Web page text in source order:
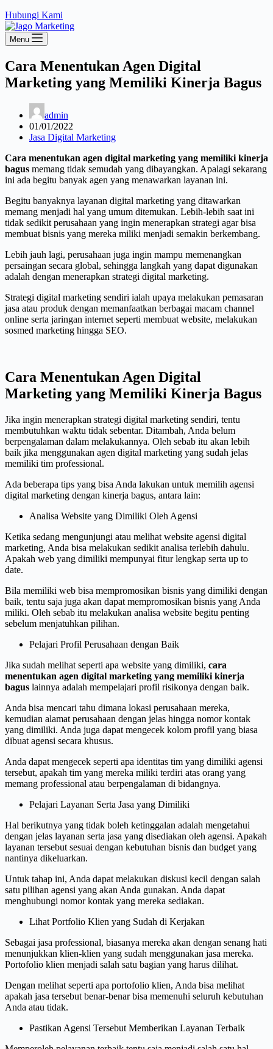
Hubungi Kami
Menu
Cara Menentukan Agen Digital
Marketing yang Memiliki Kinerja Bagus
admin
01/01/2022
Jasa Digital Marketing
Cara menentukan agen digital marketing yang memiliki kinerja
bagus memang tidak semudah yang dibayangkan. Apalagi sekarang
ini ada begitu banyak agen yang menawarkan layanan ini.
Begitu banyaknya layanan digital marketing yang ditawarkan
memang menjadi hal yang umum ditemukan. Lebih-lebih saat ini
tidak sedikit perusahaan yang ingin menerapkan strategi agar bisa
membuat bisnis yang mereka miliki menjadi semakin berkembang.
Lebih jauh lagi, perusahaan juga ingin mampu memenangkan
persaingan secara global, sehingga langkah yang dapat digunakan
adalah dengan menerapkan strategi digital marketing.
Strategi digital marketing sendiri ialah upaya melakukan pemasaran
jasa atau produk dengan memanfaatkan berbagai macam channel
online serta jaringan internet seperti membuat website, melakukan
sosmed marketing hingga SEO.
Cara Menentukan Agen Digital
Marketing yang Memiliki Kinerja Bagus
Jika ingin menerapkan strategi digital marketing sendiri, tentu
membutuhkan waktu tidak sebentar. Ditambah, Anda belum
berpengalaman dalam melakukannya. Oleh sebab itu akan lebih
baik jika menggunakan agen digital marketing yang sudah jelas
memiliki tim professional.
Ada beberapa tips yang bisa Anda lakukan untuk memilih agensi
digital marketing dengan kinerja bagus, antara lain:
Analisa Website yang Dimiliki Oleh Agensi
Ketika sedang mengunjungi atau melihat website agensi digital
marketing, Anda bisa melakukan sedikit analisa terlebih dahulu.
Apakah web yang dimiliki mempunyai fitur lengkap serta up to
date.
Bila memiliki web bisa mempromosikan bisnis yang dimiliki dengan
baik, tentu saja juga akan dapat mempromosikan bisnis yang Anda
miliki. Oleh sebab itu melakukan analisa website begitu penting
sebelum menjatuhkan pilihan.
Pelajari Profil Perusahaan dengan Baik
Jika sudah melihat seperti apa website yang dimiliki, cara
menentukan agen digital marketing yang memiliki kinerja
bagus lainnya adalah mempelajari profil risikonya dengan baik.
Anda bisa mencari tahu dimana lokasi perusahaan mereka,
kemudian alamat perusahaan dengan jelas hingga nomor kontak
yang dimiliki. Anda juga dapat mengecek kolom profil yang biasa
dibuat agensi secara khusus.
Anda dapat mengecek seperti apa identitas tim yang dimiliki agensi
tersebut, apakah tim yang mereka miliki terdiri atas orang yang
memang professional atau berpengalaman di bidangnya.
Pelajari Layanan Serta Jasa yang Dimiliki
Hal berikutnya yang tidak boleh ketinggalan adalah mengetahui
dengan jelas layanan serta jasa yang disediakan oleh agensi. Apakah
layanan tersebut sesuai dengan kebutuhan bisnis dan budget yang
nantinya dikeluarkan.
Untuk tahap ini, Anda dapat melakukan diskusi kecil dengan salah
satu pilihan agensi yang akan Anda gunakan. Anda dapat
menghubungi nomor kontak yang mereka sediakan.
Lihat Portfolio Klien yang Sudah di Kerjakan
Sebagai jasa professional, biasanya mereka akan dengan senang hati
menunjukkan klien-klien yang sudah menggunakan jasa mereka.
Portofolio klien menjadi salah satu bagian yang harus dilihat.
Dengan melihat seperti apa portofolio klien, Anda bisa melihat
apakah jasa tersebut benar-benar bisa memenuhi seluruh kebutuhan
Anda atau tidak.
Pastikan Agensi Tersebut Memberikan Layanan Terbaik